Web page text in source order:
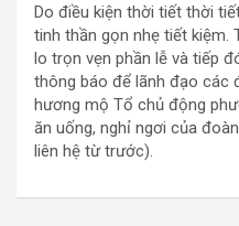
Do điều kiện thời tiết thời
tinh thần gọn nhẹ tiết kiệm.
lo trọn vẹn phần lễ và tiếp
thông báo để lãnh đạo các
hương mộ Tổ chủ động
ăn uống, nghỉ ngơi của
liên hệ từ trước).